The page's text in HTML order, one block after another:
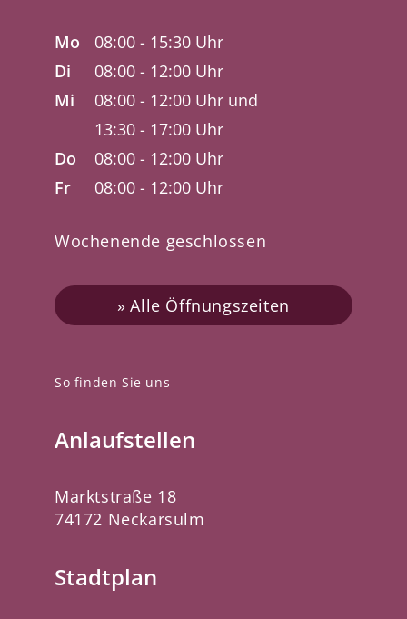
So finden Sie uns
Anlaufstellen
Marktstraße 18
74172 Neckarsulm
Stadtplan
Mo
08:00 - 15:30 Uhr
Di
08:00 - 12:00 Uhr
Mi
08:00 - 12:00 Uhr und
13:30 - 17:00 Uhr
Do
08:00 - 12:00 Uhr
Fr
08:00 - 12:00 Uhr
Wochenende geschlossen
Alle Öffnungszeiten